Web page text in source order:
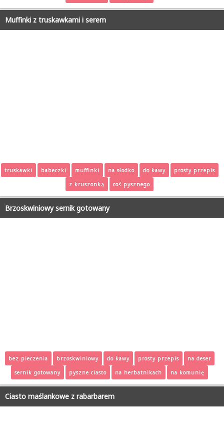
Muffinki z truskawkami i serem
truskawki babeczki muffinki na słodko do kawy
prosty przepis
z kruszonką
coś pysznego
Brzoskwiniowy sernik gotowany
bez pieczenia brzoskwiniowy do kawy prosty przepis
na deser
sernik gotowany
pyszne ciasto na herbatnikach na komunię
Ciasto maślankowe z rabarbarem